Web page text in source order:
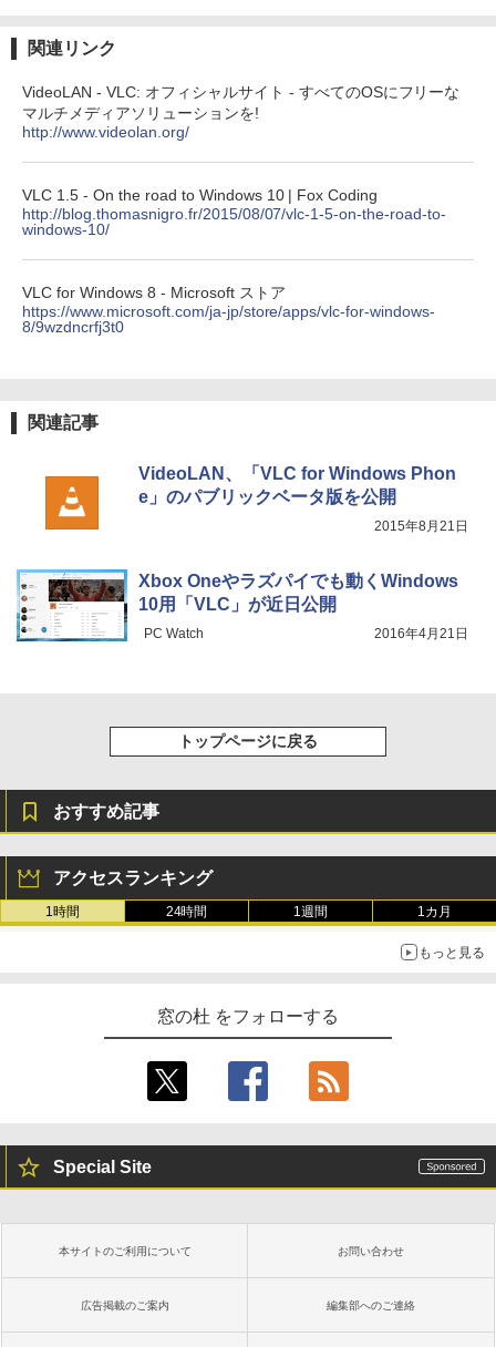
￥1,600
bデザイン入門講座［第2版］
Amazon Kindle Colorsoft | 16GBストレ
ージ、防水、7インチカラーディスプレ
イ、色調調節ライト、最大8週間持続バッ
テリー、広告無し、ブラック (2025年発
売)
￥39,980
New Amazon Kindle Scribe Colorsoft |
11インチカラーディスプレイ、64GBスト
レージ、ノート機能搭載、明るさ自動調
整、色調調節ライト、プレミアムペン付
関連リンク
VideoLAN - VLC: オフィシャルサイト - すべてのOSにフリーな
マルチメディアソリューションを!
http://www.videolan.org/
VLC 1.5 - On the road to Windows 10 | Fox Coding
http://blog.thomasnigro.fr/2015/08/07/vlc-1-5-on-the-road-to-
windows-10/
VLC for Windows 8 - Microsoft ストア
https://www.microsoft.com/ja-jp/store/apps/vlc-for-windows-
8/9wzdncrfj3t0
関連記事
VideoLAN、「VLC for Windows Phon
e」のパブリックベータ版を公開
2015年8月21日
Xbox Oneやラズパイでも動くWindows
10用「VLC」が近日公開
PC Watch 2016年4月21日
トップページに戻る
おすすめ記事
アクセスランキング
1時間 24時間 1週間 1カ月
もっと見る
窓の杜 をフォローする
Special Site
本サイトのご利用について お問い合わせ
広告掲載のご案内 編集部へのご連絡